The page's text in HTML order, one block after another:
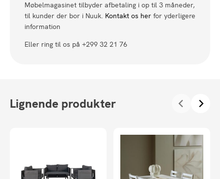
Møbelmagasinet tilbyder afbetaling i op til 3 måneder,
til kunder der bor i Nuuk. Kontakt os her for yderligere
information
Eller ring til os på +299 32 21 76
Lignende produkter